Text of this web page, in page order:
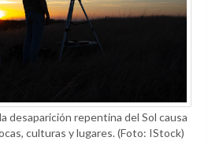
desaparición repentina del Sol causa
culturas y lugares.(Foto: IStock)